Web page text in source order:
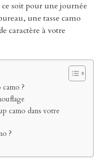
soit pour une journée
une tasse camo
caractère à votre
?
camo dans votre
?